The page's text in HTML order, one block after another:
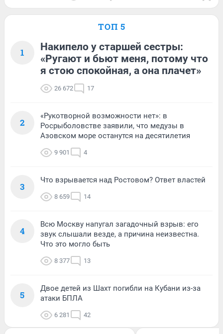
ТОП 5
1
Накипело у старшей сестры:
«Ругают и бьют меня, потому что
я стою спокойная, а она плачет»
26 672 17
2
«Рукотворной возможности нет»: в
Росрыболовстве заявили, что медузы в
Азовском море останутся на десятилетия
9 901 4
3
Что взрывается над Ростовом? Ответ властей
8 659 14
4
Всю Москву напугал загадочный взрыв: его
звук слышали везде, а причина неизвестна.
Что это могло быть
8 377 13
5
Двое детей из Шахт погибли на Кубани из-за
атаки БПЛА
6 281 42